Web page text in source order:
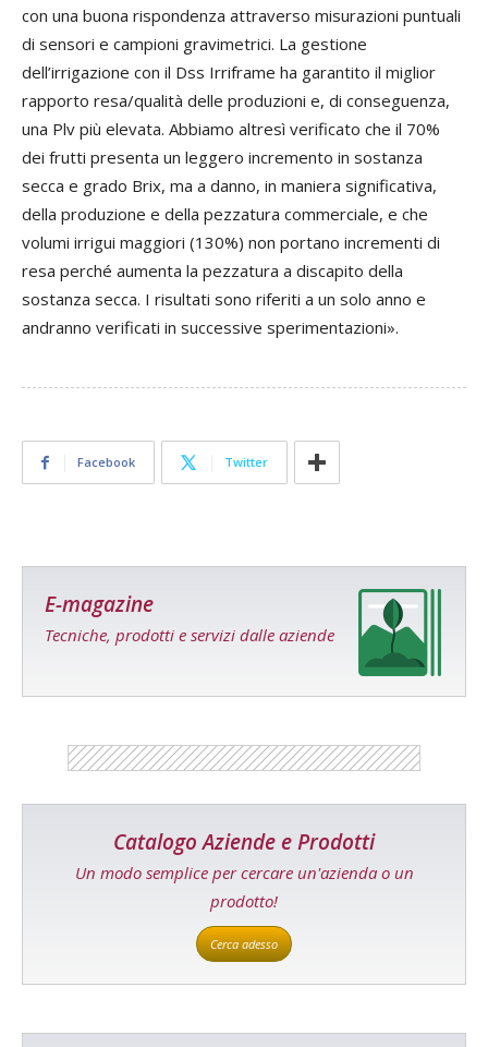
con una buona rispondenza attraverso misurazioni puntuali
di sensori e campioni gravimetrici. La gestione
dell’irrigazione con il Dss Irriframe ha garantito il miglior
rapporto resa/qualità delle produzioni e, di conseguenza,
una Plv più elevata. Abbiamo altresì verificato che il 70%
dei frutti presenta un leggero incremento in sostanza
secca e grado Brix, ma a danno, in maniera significativa,
della produzione e della pezzatura commerciale, e che
volumi irrigui maggiori (130%) non portano incrementi di
resa perché aumenta la pezzatura a discapito della
sostanza secca. I risultati sono riferiti a un solo anno e
andranno verificati in successive sperimentazioni».
Facebook Twitter
E-magazine
Tecniche, prodotti e servizi dalle aziende
Catalogo Aziende e Prodotti
Un modo semplice per cercare un'azienda o un
prodotto!
Cerca adesso